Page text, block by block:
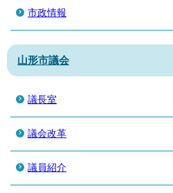
市政情報
山形市議会
議長室
議会改革
議員紹介